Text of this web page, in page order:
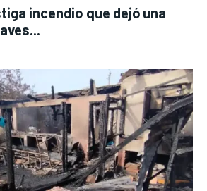
incendio que dejó una